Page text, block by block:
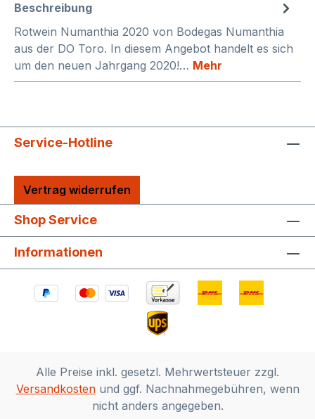
Beschreibung
Rotwein Numanthia 2020 von Bodegas Numanthia
aus der DO Toro. In diesem Angebot handelt es sich
um den neuen Jahrgang 2020!… Mehr
Service-Hotline
Vertrag widerrufen
Shop Service
Informationen
Alle Preise inkl. gesetzl. Mehrwertsteuer zzgl.
Versandkostenund ggf. Nachnahmegebühren, wenn
nicht anders angegeben.